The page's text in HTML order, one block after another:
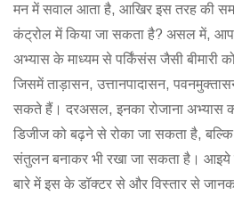
मन में सवाल आता है, आखिर इस तरह की
कंट्रोल में किया जा सकता है? असल में, आप
अभ्यास के माध्यम से पर्किंसंस जैसी बीमारी
जिसमें ताड़ासन, उत्तानपादासन,
सकते हैं। दरअसल, इनका रोजाना अभ्यास
डिजीज को बढ़ने से रोका जा सकता है,
संतुलन बनाकर भी रखा जा सकता है।
बारे में इस के डॉक्टर से और विस्तार से